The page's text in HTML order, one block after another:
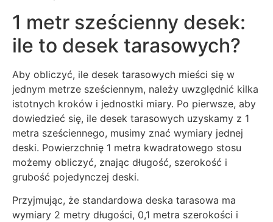
1 metr sześcienny desek:
ile to desek tarasowych?
Aby obliczyć, ile desek tarasowych mieści się w
jednym metrze sześciennym, należy uwzględnić kilka
istotnych kroków i jednostki miary. Po pierwsze, aby
dowiedzieć się, ile desek tarasowych uzyskamy z 1
metra sześciennego, musimy znać wymiary jednej
deski. Powierzchnię 1 metra kwadratowego stosu
możemy obliczyć, znając długość, szerokość i
grubość pojedynczej deski.
Przyjmując, że standardowa deska tarasowa ma
wymiary 2 metry długości, 0,1 metra szerokości i